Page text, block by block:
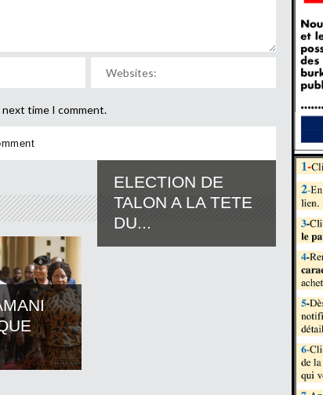
next time I comment.
ELECTION DE
TALON A LA TETE
DU...